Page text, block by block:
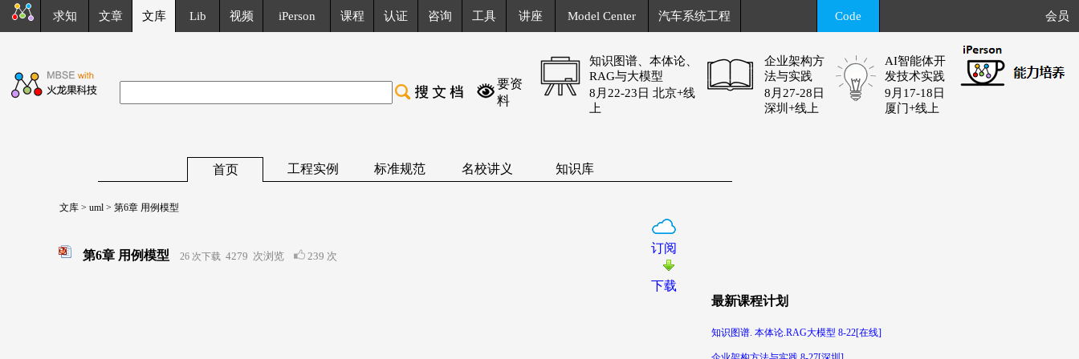
求知 文章 文库 Lib 视频 iPerson 课程 认证 咨询 工具 讲座 Model Center 汽车系统工程 Code 会员
要资
料
知识图谱、本体论、
RAG与大模型
8月22-23日 北京+线
上
企业架构方
法与实践
8月27-28日
深圳+线上
AI智能体开
发技术实践
9月17-18日
厦门+线上
首页 工程实例 标准规范 名校讲义 知识库
文库 > uml > 第6章 用例模型
第6章 用例模型 26 次下载 4279 次浏览 239 次
订阅
下载
最新课程计划
知识图谱. 本体论.RAG大模型 8-22[在线]